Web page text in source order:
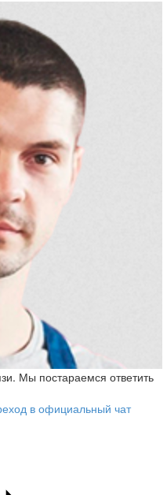
Мы постараемся ответить
в официальный чат